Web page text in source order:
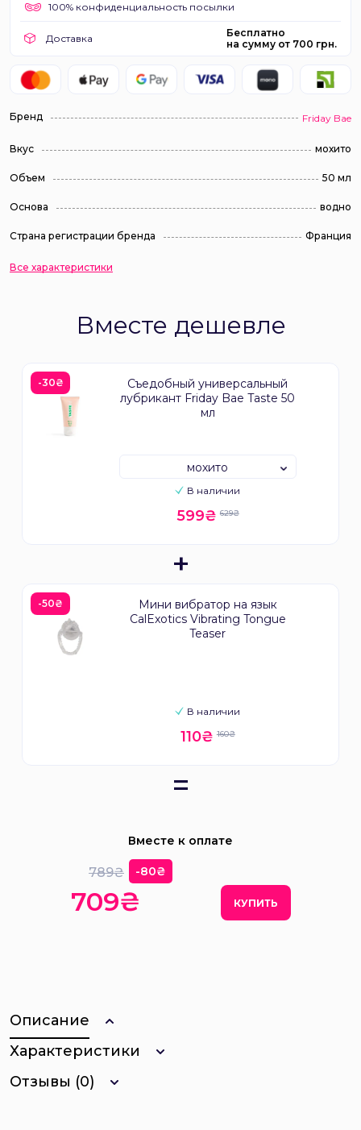
100% конфиденциальность посылки
Доставка
Бесплатно
на сумму от 700 грн.
Бренд Friday Bae
Вкус мохито
Объем 50 мл
Основа водно
Страна регистрации бренда Франция
Все характеристики
Вместе дешевле
-30₴
Съедобный универсальный
лубрикант Friday Bae Taste 50
мл
В наличии
629₴
599₴
мохито
+
-50₴
Мини вибратор на язык
CalExotics Vibrating Tongue
Teaser
В наличии
160₴
110₴
=
Вместе к оплате
789₴ -80₴
709₴ КУПИТЬ
Описание
Характеристики
Отзывы (0)